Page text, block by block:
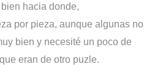
hacia donde,
por pieza, aunque algunas no
bien y necesité un poco de
eran de otro puzle.